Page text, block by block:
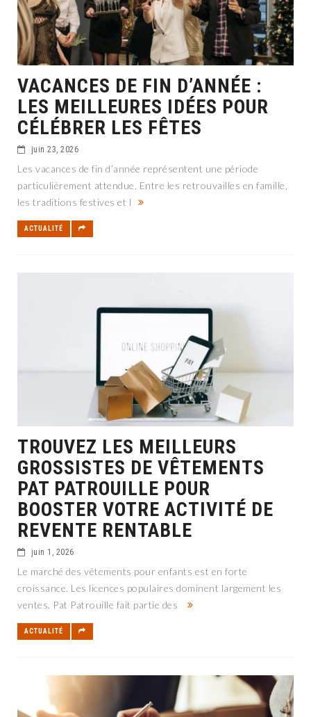
VACANCES DE FIN D’ANNÉE :
LES MEILLEURES IDÉES POUR
CÉLÉBRER LES FÊTES
juin 23, 2026
Les vacances de fin d’année représentent une période
particulièrement attendue. Entre les retrouvailles en famille,
les traditions festives et l
ACTUALITÉ
TROUVEZ LES MEILLEURS
GROSSISTES DE VÊTEMENTS
PAT PATROUILLE POUR
BOOSTER VOTRE ACTIVITÉ DE
REVENTE RENTABLE
juin 1, 2026
Le marché des vêtements pour enfants est en forte
croissance. Les licences populaires dominent largement les
ventes. Pat Patrouille fait partie des
ACTUALITÉ